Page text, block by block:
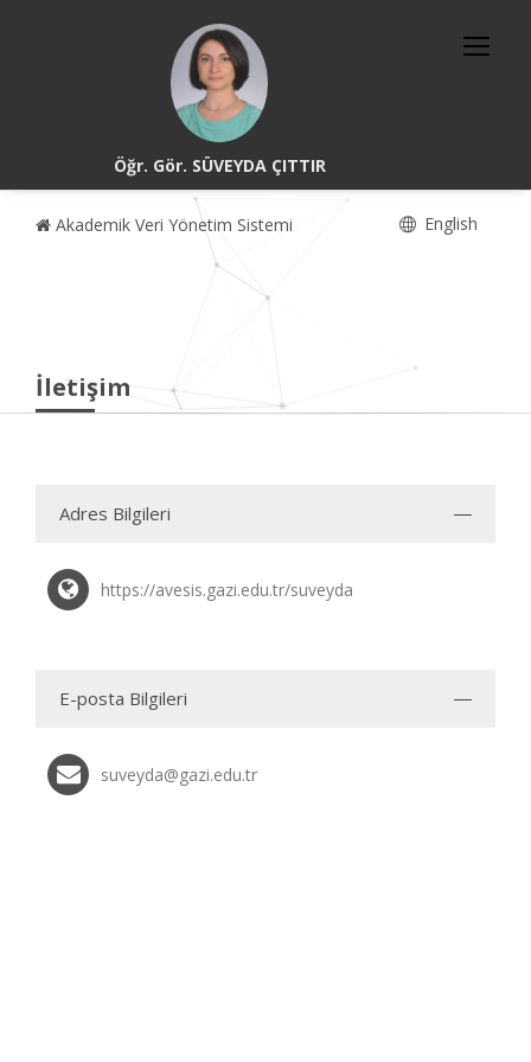
Öğr. Gör. SÜVEYDA ÇITTIR
Akademik Veri Yönetim Sistemi English
İletişim
Adres Bilgileri
https://avesis.gazi.edu.tr/suveyda
E-posta Bilgileri
suveyda@gazi.edu.tr